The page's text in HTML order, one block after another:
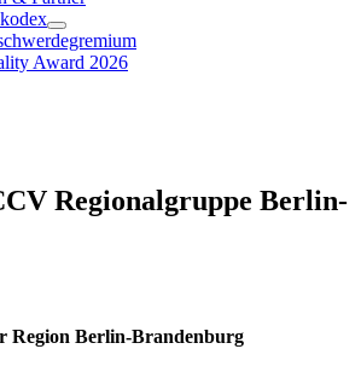
Award 2026
Regionalgruppe Berlin-
Region Berlin-Brandenburg